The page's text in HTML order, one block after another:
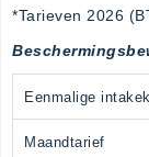
*Tarieven 2026
Eenmalige
Maandtarief